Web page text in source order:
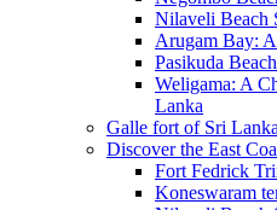
Nilaveli Beach
Arugam Bay:
Pasikuda
Weligama: A
Lanka
Galle fort of Sri Lanka
Discover the East
Fort Fedrick
Koneswaram